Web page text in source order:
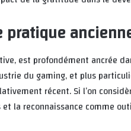
pratique
est profondément ancrée
du gaming, et plus
récent. Si l’on
la reconnaissance comme